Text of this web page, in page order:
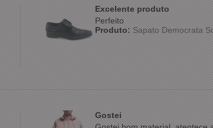
Excelente produto
Perfeito
Produto:Sapato Democrata
Gostei